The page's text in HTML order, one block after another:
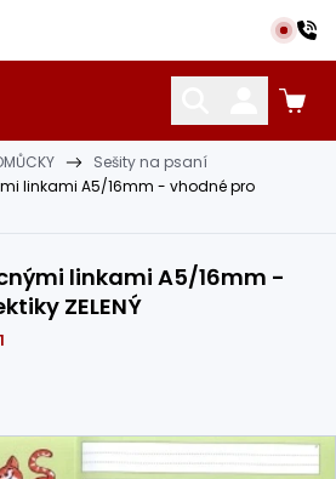
CIZÍ JAZYKY OSTATNÍ POMŮCKY
Sešity na psaní
linkami A5/16mm - vhodné pro
linkami A5/16mm -
ZELENÝ